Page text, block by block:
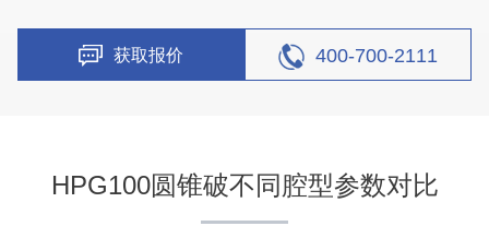
获取报价 400-700-2111
HPG100圆锥破不同腔型参数对比